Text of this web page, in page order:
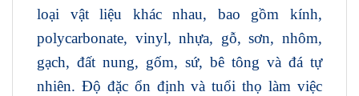
loại vật liệu khác nhau, bao gồm kính,
polycarbonate, vinyl, nhựa, gỗ, sơn, nhôm,
gạch, đất nung, gốm, sứ, bê tông và đá tự
nhiên. Độ đặc ổn định và tuổi thọ làm việc